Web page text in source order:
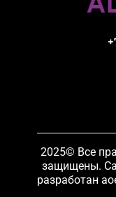
2025© Все
защищены.
разработан